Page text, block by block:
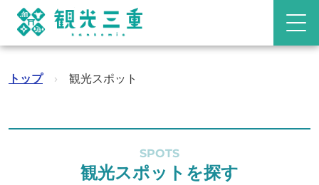
トップ › 観光スポット
SPOTS
観光スポットを探す